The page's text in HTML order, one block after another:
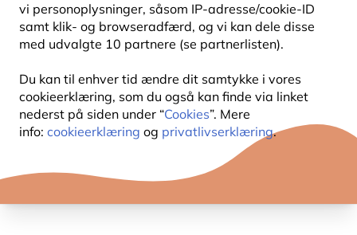
vi personoplysninger, såsom IP-adresse/cookie-ID
samt klik- og browseradfærd, og vi kan dele disse
med udvalgte 10 partnere (se partnerlisten).
Du kan til enhver tid ændre dit samtykke i vores
cookieerklæring, som du også kan finde via linket
nederst på siden under “Cookies”. Mere
info: cookieerklæring og privatlivserklæring.